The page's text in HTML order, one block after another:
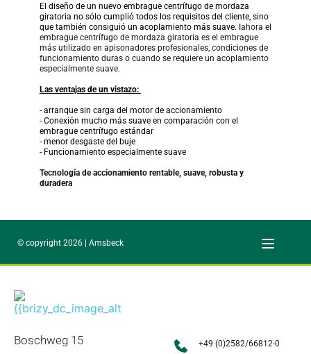
El diseño de un nuevo embrague centrífugo de mordaza
giratoria no sólo cumplió todos los requisitos del cliente, sino
que también consiguió un acoplamiento más suave. Iahora el
embrague centrífugo de mordaza giratoria es el embrague
más utilizado en apisonadores profesionales, condiciones de
funcionamiento duras o cuando se requiere un acoplamiento
especialmente suave.
Las ventajas de un vistazo:
- arranque sin carga del motor de accionamiento
- Conexión mucho más suave en comparación con el
embrague centrífugo estándar
- menor desgaste del buje
- Funcionamiento especialmente suave
Tecnología de accionamiento rentable, suave, robusta y
duradera
© copyright 2026 | Amsbeck
Boschweg 15
+49 (0)2582/66812-0